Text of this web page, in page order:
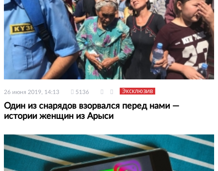
26 июня 2019, 14:13 5136 Эксклюзив
Один из снарядов взорвался перед нами —
истории женщин из Арыси